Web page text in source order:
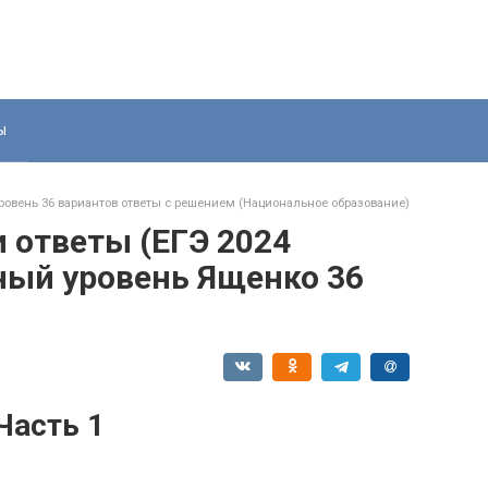
36 вариантов ответы с решением (Национальное образование)
ответы (ЕГЭ 2024
уровень Ященко 36
1